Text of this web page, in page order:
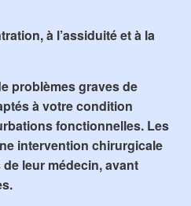
, à l’assiduitéet à la
problèmes graves de
à votre condition
fonctionnelles. Les
intervention chirurgicale
leur médecin, avant